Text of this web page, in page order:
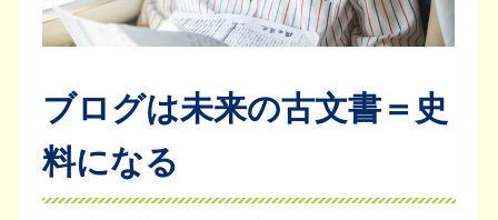
ブログは未来の古文書＝史
料になる